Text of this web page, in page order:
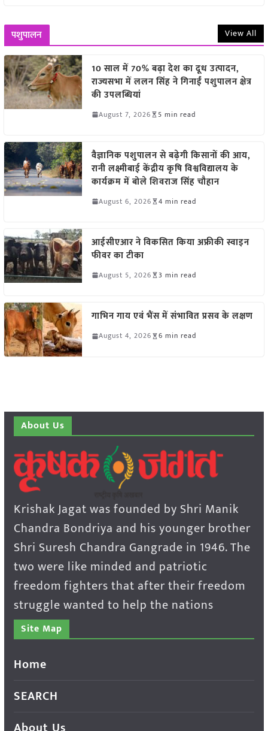
पशुपालन View All
10 साल में 70% बढ़ा देश का दूध उत्पादन,
राज्यसभा में ललन सिंह ने गिनाईं पशुपालन क्षेत्र
की उपलब्धियां
August 7, 2026 5 min read
वैज्ञानिक पशुपालन से बढ़ेगी किसानों की आय,
रानी लक्ष्मीबाई केंद्रीय कृषि विश्वविद्यालय के
कार्यक्रम में बोले शिवराज सिंह चौहान
August 6, 2026 4 min read
आईसीएआर ने विकसित किया अफ्रीकी स्वाइन
फीवर का टीका
August 5, 2026 3 min read
गाभिन गाय एवं भैंस में संभावित प्रसव के लक्षण
August 4, 2026 6 min read
About Us
Krishak Jagat was founded by Shri Manik
Chandra Bondriya and his younger brother
Shri Suresh Chandra Gangrade in 1946. The
two were like minded and patriotic
freedom fighters that after their freedom
struggle wanted to help the nations
Site Map
Home
SEARCH